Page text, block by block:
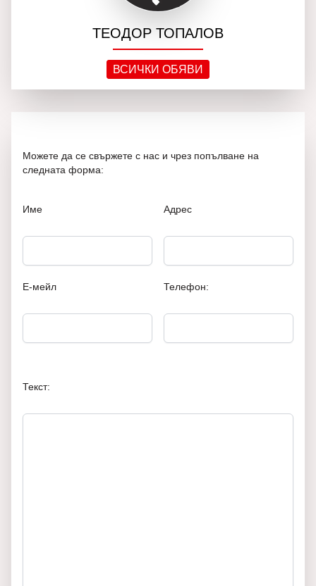
ТЕОДОР ТОПАЛОВ
ВСИЧКИ ОБЯВИ
Можете да се свържете с нас и чрез попълване на
следната форма:
Име
Е-мейл
Адрес
Телефон:
Текст: